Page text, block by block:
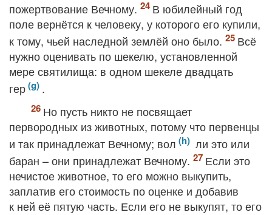
пожертвование Вечному.
В юбилейный год
поле вернётся к человеку, у которого его купили,
к тому, чьей наследной землёй оно было.
Всё
нужно оценивать по шекелю, установленной
мере святилища: в одном шекеле двадцать
гер
.
Но пусть никто не посвящает
первородных из животных, потому что первенцы
и так принадлежат Вечному; вол
ли это или
баран – они принадлежат Вечному.
Если это
нечистое животное, то его можно выкупить,
заплатив его стоимость по оценке и добавив
к ней её пятую часть. Если его не выкупят, то его